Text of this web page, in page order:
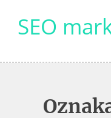
contentSEO